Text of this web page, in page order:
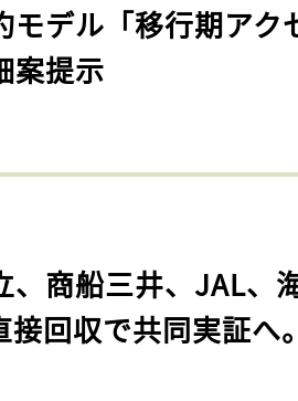
モデル「移行期アク
案提示
、商船三井、JAL、
接回収で共同実証へ